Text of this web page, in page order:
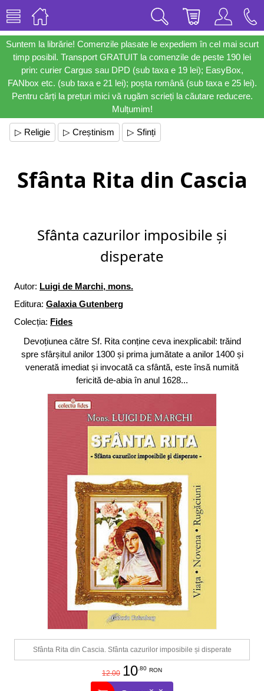
Suntem la librărie! Comenzile plasate le expediem în cel mai scurt
timp posibil. Transport GRATUIT la comenzile de peste 190 lei
prin: curier Cargus sau DPD (sub taxa e 19 lei); EasyBox,
FANbox etc. (sub taxa e 21 lei); poșta română (sub taxa e 25 lei).
Pentru cărți la prețuri mici vă rugăm scrieți la căutare reducere.
Mulțumim!
▷ Religie ▷ Creștinism ▷ Sfinți
Sfânta Rita din Cascia
Sfânta cazurilor imposibile și
disperate
Autor: Luigi de Marchi, mons.
Editura: Galaxia Gutenberg
Colecția: Fides
Devoțiunea către Sf. Rita conține ceva inexplicabil: trăind
spre sfârșitul anilor 1300 și prima jumătate a anilor 1400 și
venerată imediat și invocată ca sfântă, este însă numită
fericită de-abia în anul 1628...
Sfânta Rita din Cascia. Sfânta cazurilor imposibile și disperate
12.00 10.80 RON